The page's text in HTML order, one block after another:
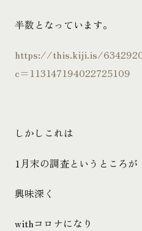
半数となっています。
https://this.kiji.is/
c=113147194022725109
しかしこれは
1 月末の調査というところが
興味深く
withコロナになり